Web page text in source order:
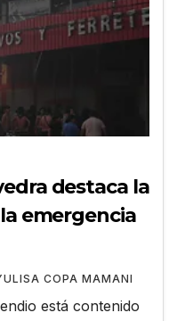
destaca la
emergencia
COPA MAMANI
está contenido